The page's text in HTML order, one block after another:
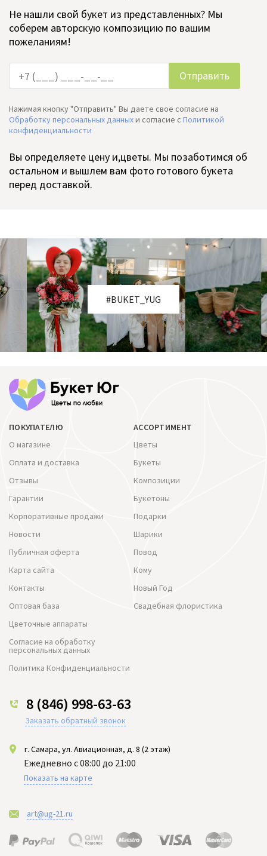
Не нашли свой букет из представленных? Мы
соберем авторскую композицию по вашим
пожеланиям!
Нажимая кнопку "Отправить" Вы даете свое согласие на
Обработку персональных данныхи согласие c Политикой
конфиденциальности
Вы определяете цену и,цветы. Мы позаботимся об
остальном и вышлем вам фото готового букета
перед доставкой.
#BUKET_YUG
ПОКУПАТЕЛЮ
О магазине
Оплата и доставка
Отзывы
Гарантии
Корпоративные продажи
Новости
Публичная оферта
Карта сайта
Контакты
Оптовая база
Цветочные аппараты
Согласие на обработку
персональных данных
Политика Конфиденциальности
АССОРТИМЕНТ
Цветы
Букеты
Композиции
Букетоны
Подарки
Шарики
Повод
Кому
Новый Год
Свадебная флористика
8 (846) 998-63-63
Заказать обратный звонок
г. Самара, ул. Авиационная, д. 8 (2 этаж)
Ежедневно с 08:00 до 21:00
Показать на карте
art@ug-21.ru